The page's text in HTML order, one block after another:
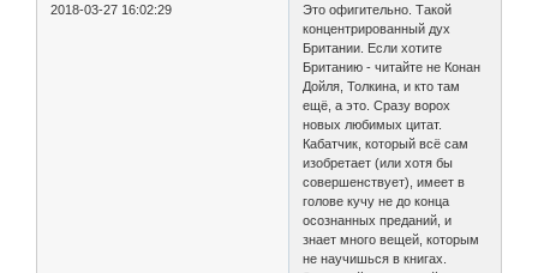
2018-03-27 16:02:29
Это офигительно. Такой
концентрированный дух
Британии. Если хотите
Британию - читайте не Конан
Дойля, Толкина, и кто там
ещё, а это. Сразу ворох
новых любимых цитат.
Кабатчик, который всё сам
изобретает (или хотя бы
совершенствует), имеет в
голове кучу не до конца
осознанных преданий, и
знает много вещей, которым
не научишься в книгах.